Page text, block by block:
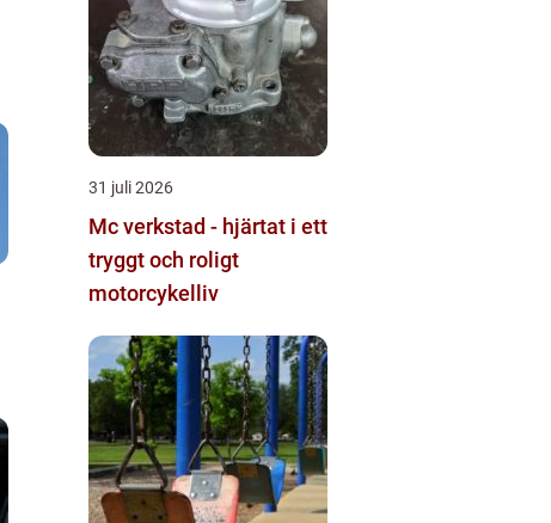
31 juli 2026
Mc verkstad - hjärtat i ett
tryggt och roligt
motorcykelliv